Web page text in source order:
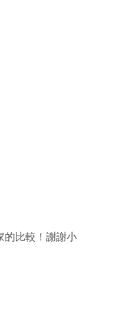
的比較！謝謝小